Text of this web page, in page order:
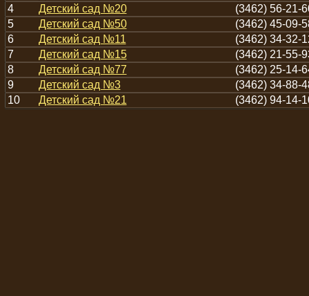
4
Детский сад №20
(3462) 56-21-
5
Детский сад №50
(3462) 45-09-
6
Детский сад №11
(3462) 34-32-
7
Детский сад №15
(3462) 21-55-
8
Детский сад №77
(3462) 25-14-
9
Детский сад №3
(3462) 34-88-
10
Детский сад №21 (3462) 94-14-